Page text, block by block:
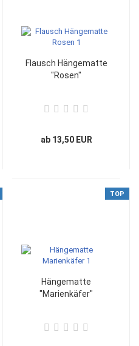
Flausch Hängematte
"Rosen"
ab 13,50 EUR
TOP
Hängematte
"Marienkäfer"